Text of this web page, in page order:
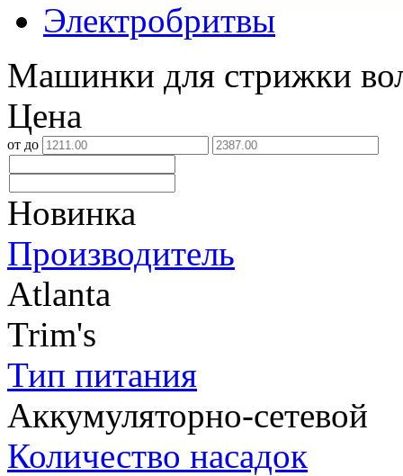
Электробритвы
Машинки для стрижки
Цена
от до
Новинка
Производитель
Atlanta
Trim's
Тип питания
Аккумуляторно-сетевой
Количество насадок